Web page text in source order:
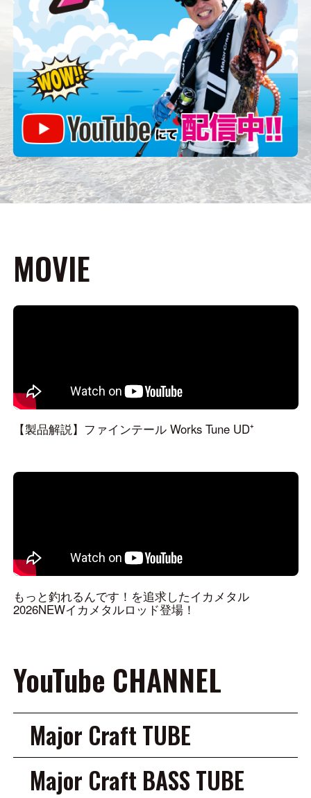
MOVIE
【製品解説】ファインテール Works Tune UD⁺
もっと釣れるんです！を追求したイカメタル
2026NEWイカメタルロッド登場！
YouTube CHANNEL
Major Craft TUBE
Major Craft BASS TUBE